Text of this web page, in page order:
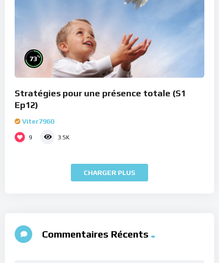
73%
Stratégies pour une présence totale (S1
Ep12)
Viter7960
9 3.5K
CHARGER PLUS
Commentaires Récents